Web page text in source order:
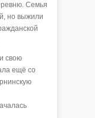
Семья
но выжили
свою
ещё со